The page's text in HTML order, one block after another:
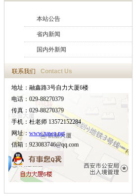
本站公告
省内新闻
国内外新闻
联系我们 Contact Us
地址：融鑫路3号自力大厦6楼
电话：029-88270379
传真：029-88270379
手机：杜老师 13572152284
网址： www.xawq.net
信箱：923083746@qq.com